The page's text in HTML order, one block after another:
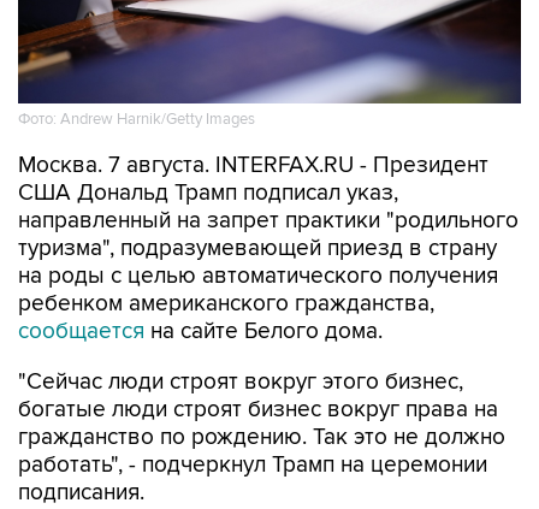
Фото: Andrew Harnik/Getty Images
Москва. 7 августа. INTERFAX.RU - Президент
США Дональд Трамп подписал указ,
направленный на запрет практики "родильного
туризма", подразумевающей приезд в страну
на роды с целью автоматического получения
ребенком американского гражданства,
сообщается на сайте Белого дома.
"Сейчас люди строят вокруг этого бизнес,
богатые люди строят бизнес вокруг права на
гражданство по рождению. Так это не должно
работать", - подчеркнул Трамп на церемонии
подписания.